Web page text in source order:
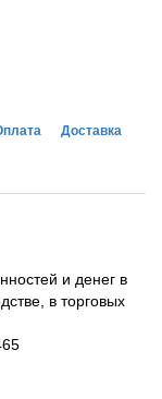
Доставка
и денег в
в торговых